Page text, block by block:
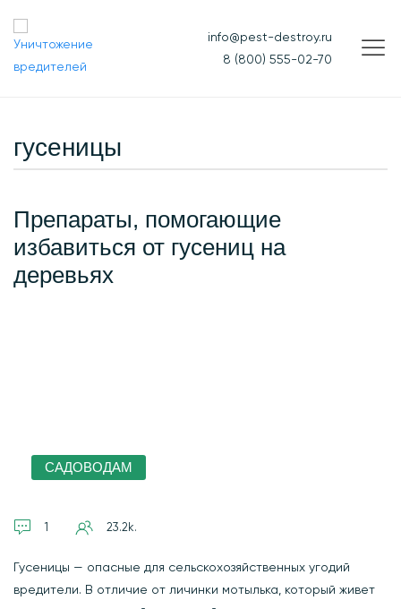
info@pest-destroy.ru
8 (800) 555-02-70
гусеницы
Препараты, помогающие
избавиться от гусениц на
деревьях
САДОВОДАМ
1 23.2k.
Гусеницы — опасные для сельскохозяйственных угодий
вредители. В отличие от личинки мотылька, который живет